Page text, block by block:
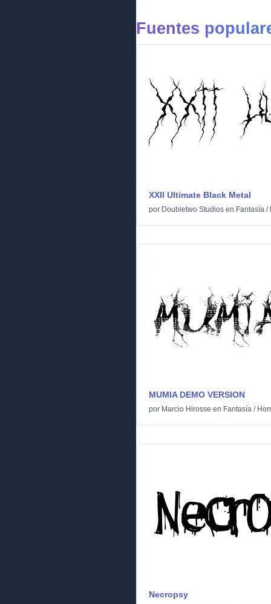
Fuentes
XXII Ultimate Black Metal
por Doubletwo Studios en Fantasía /
MUMIA DEMO VERSION
por Marcio Hirosse en Fantasía /
Necropsy